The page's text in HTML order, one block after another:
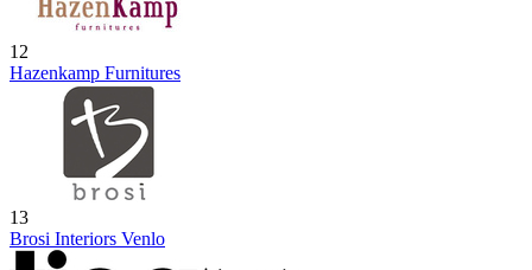
12
Hazenkamp Furnitures
13
Brosi Interiors Venlo